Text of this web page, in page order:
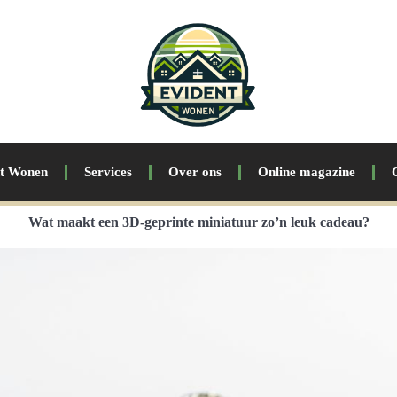
Wonen Services Over ons Online magazine
Wat maakt een 3D-geprinte miniatuur zo’n leuk cadeau?